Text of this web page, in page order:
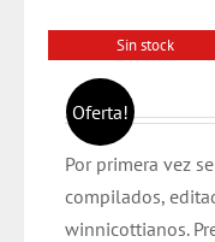
Sin stock
Oferta!
Por primera vez
compilados,
winnicottianos.